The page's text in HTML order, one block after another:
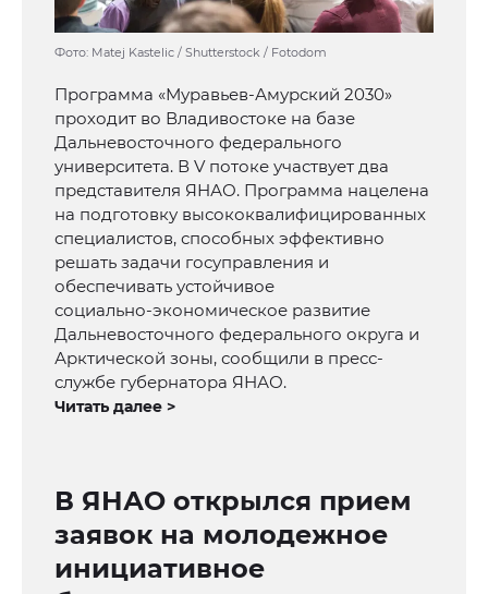
Фото: Matej Kastelic / Shutterstock / Fotodom
Программа «Муравьев-Амурский 2030»
проходит во Владивостоке на базе
Дальневосточного федерального
университета. В V потоке участвует два
представителя ЯНАО. Программа нацелена
на подготовку высококвалифицированных
специалистов, способных эффективно
решать задачи госуправления и
обеспечивать устойчивое
социально‑экономическое развитие
Дальневосточного федерального округа и
Арктической зоны, сообщили в пресс-
службе губернатора ЯНАО.
Читать далее >
В ЯНАО открылся прием
заявок на молодежное
инициативное